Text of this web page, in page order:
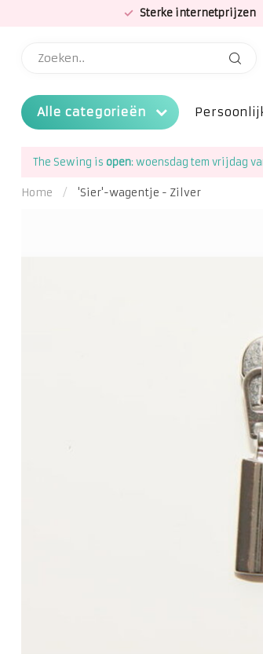
Sterke internetprijzen
Alle categorieën
The Sewing is open: woensdag tem vrijdag
Home / 'Sier'-wagentje - Zilver